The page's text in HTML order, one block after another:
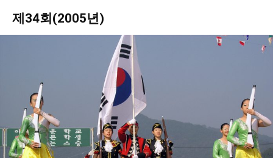
제34회(2005년)